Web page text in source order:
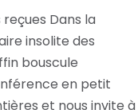
Dans la
insolite des
bouscule
en petit
et nous invite à